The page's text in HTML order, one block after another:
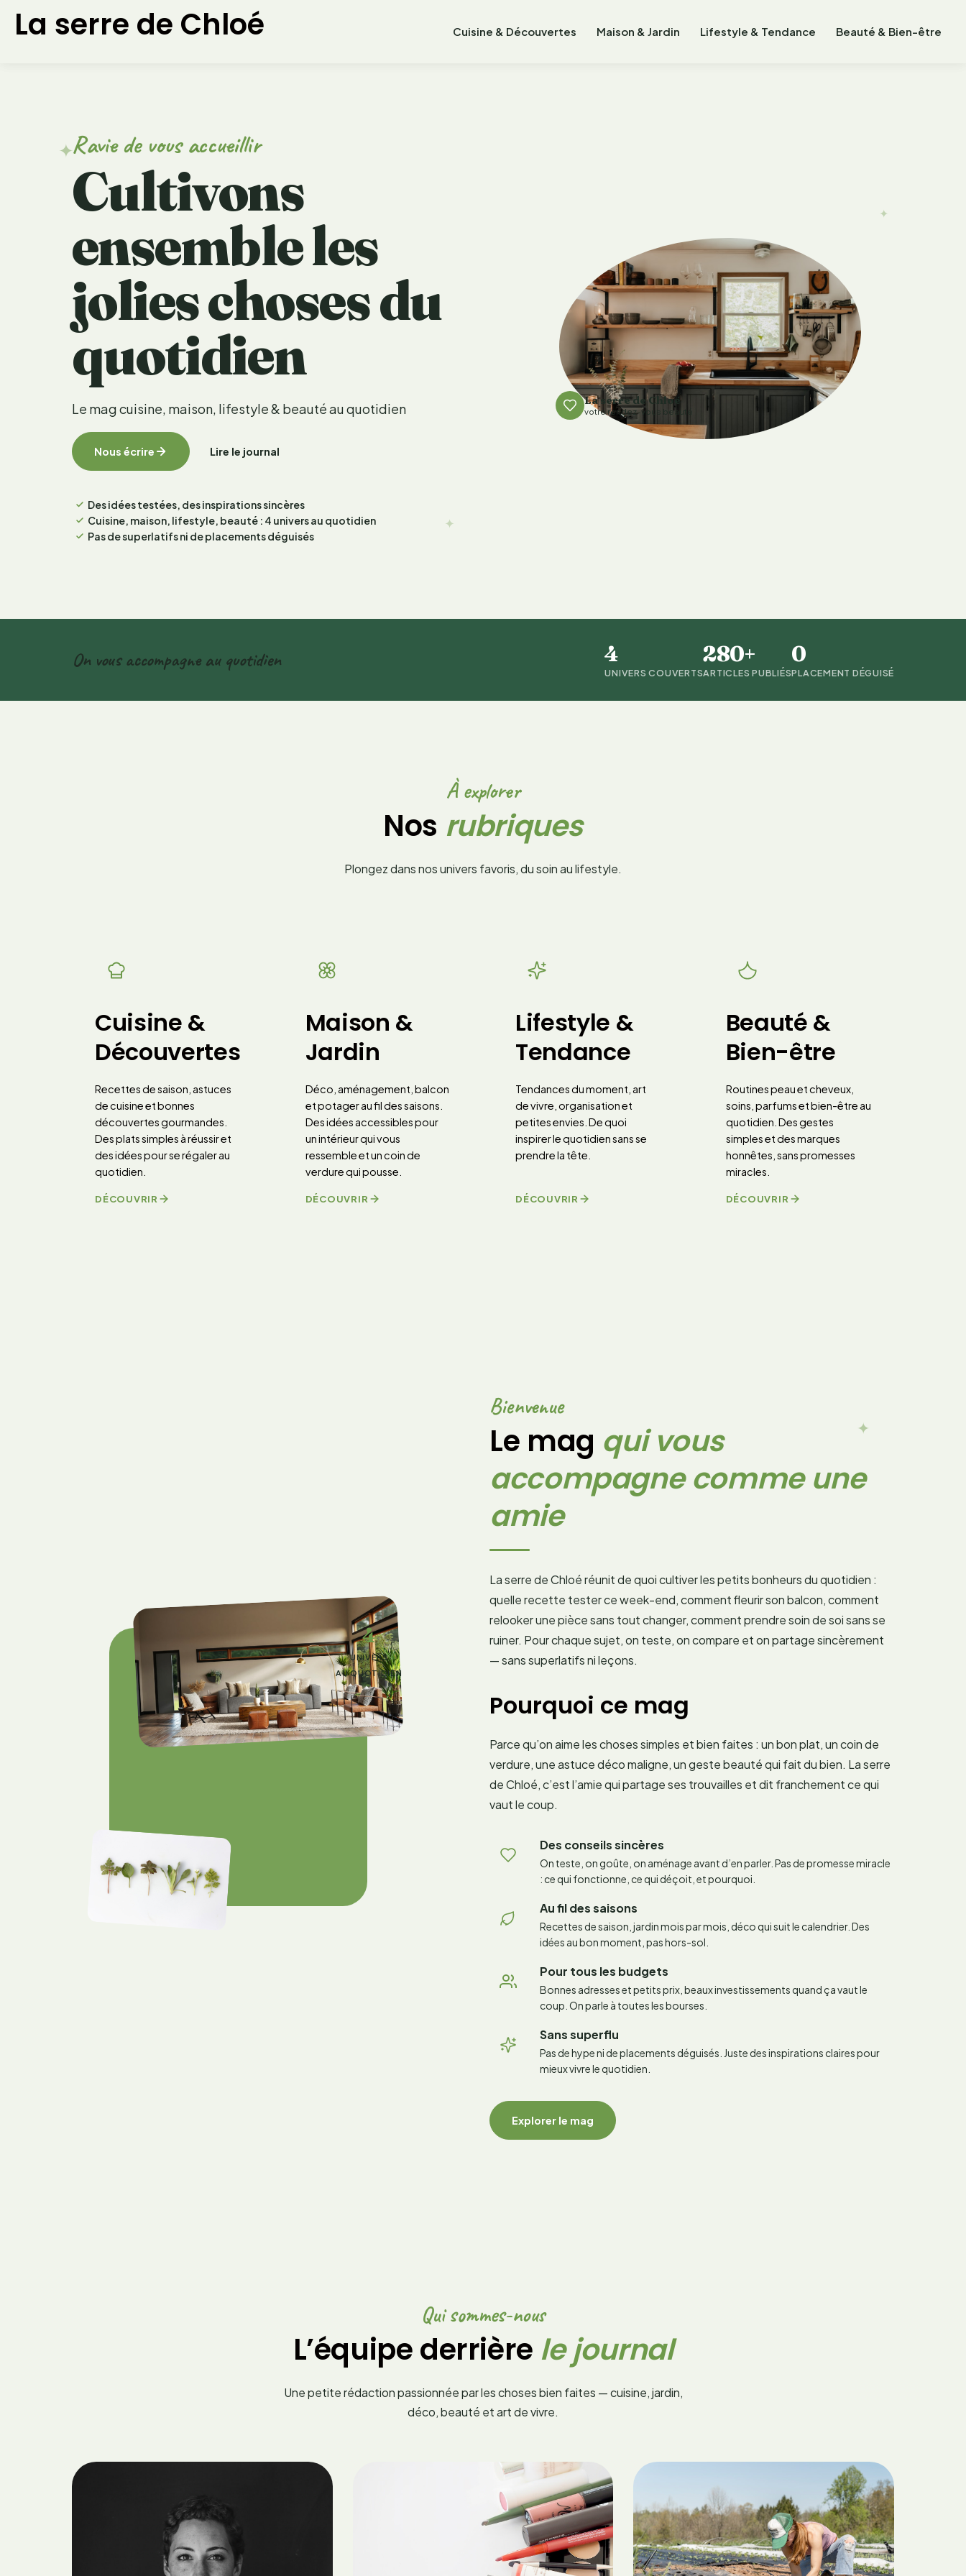
contenu
La serre de Chloé Cuisine & Découvertes Maison & Jardin Lifestyle & Tendance Beauté & Bien-être
✦
✦
✦
Ravie de vous accueillir
Cultivons
ensembleles
jolies choses du
quotidien
Le mag cuisine, maison, lifestyle & beauté au quotidien
Nous écrire Lire le journal
Des idées testées, des inspirations sincères
Cuisine, maison, lifestyle, beauté : 4 univers au quotidien
Pas de superlatifs ni de placements déguisés
La serre de Chloé
votre rendez-vous beauté
On vous accompagne au quotidien 4
UNIVERS COUVERTS
280+
ARTICLES PUBLIÉS
0
PLACEMENT DÉGUISÉ
À explorer
Nos rubriques
Plongez dans nos univers favoris, du soin au lifestyle.
Cuisine &
Découvertes
Recettes de saison, astuces
de cuisine et bonnes
découvertes gourmandes.
Des plats simples à réussir et
des idées pour se régaler au
quotidien.
DÉCOUVRIR
Maison &
Jardin
Déco, aménagement, balcon
et potager au fil des saisons.
Des idées accessibles pour
un intérieur qui vous
ressemble et un coin de
verdure qui pousse.
DÉCOUVRIR
Lifestyle &
Tendance
Tendances du moment, art
de vivre, organisation et
petites envies. De quoi
inspirer le quotidien sans se
prendre la tête.
DÉCOUVRIR
Beauté &
Bien-être
Routines peau et cheveux,
soins, parfums et bien-être au
quotidien. Des gestes
simples et des marques
honnêtes, sans promesses
miracles.
DÉCOUVRIR
✦
4
UNIVERS
AU QUOTIDIEN
Bienvenue
Le mag qui vous
accompagne comme une
amie
La serre de Chloé réunit de quoi cultiver les petits bonheurs du quotidien :
quelle recette tester ce week-end, comment fleurir son balcon, comment
relooker une pièce sans tout changer, comment prendre soin de soi sans se
ruiner. Pour chaque sujet, on teste, on compare et on partage sincèrement
— sans superlatifs ni leçons.
Pourquoi ce mag
Parce qu’on aime les choses simples et bien faites : un bon plat, un coin de
verdure, une astuce déco maligne, un geste beauté qui fait du bien. La serre
de Chloé, c’est l’amie qui partage ses trouvailles et dit franchement ce qui
vaut le coup.
Des conseils sincères
On teste, on goûte, on aménage avant d’en parler. Pas de promesse miracle
: ce qui fonctionne, ce qui déçoit, et pourquoi.
Au fil des saisons
Recettes de saison, jardin mois par mois, déco qui suit le calendrier. Des
idées au bon moment, pas hors-sol.
Pour tous les budgets
Bonnes adresses et petits prix, beaux investissements quand ça vaut le
coup. On parle à toutes les bourses.
Sans superflu
Pas de hype ni de placements déguisés. Juste des inspirations claires pour
mieux vivre le quotidien.
Explorer le mag
Qui sommes-nous
L’équipe derrière le journal
Une petite rédaction passionnée par les choses bien faites — cuisine, jardin,
déco, beauté et art de vivre.